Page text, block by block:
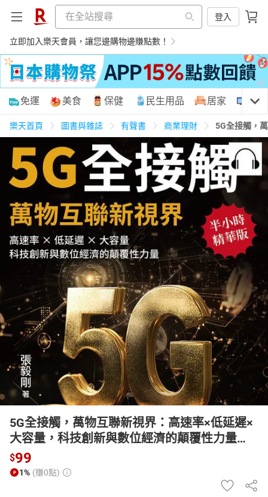
登入
立即加入樂天會員，讓您邊購物邊賺點數！
購物網分類
天天免運 美食蛋糕 養生保健 民生用品
居家生活 3C家電 運動休閒 親子玩具
女裝 男裝 化妝保養 情趣用品
日本購物 電子/紙本書
HOT
免運 美食 保健 民生用品 居家 3C
樂天首頁 圖書與雜誌 有聲書 商業理財 5G全接觸，
5G全接觸，萬物互聯新視界：高速率×低延遲×
大容量，科技創新與數位經濟的顛覆性力量
【有聲書】
$99
1% (賺0點)